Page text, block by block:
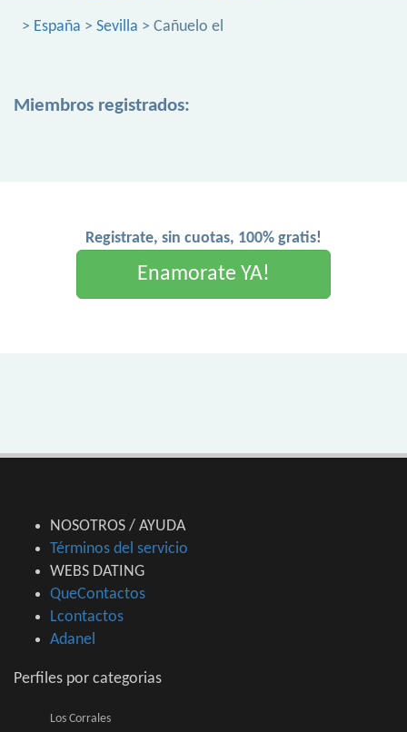
> España > Sevilla > Cañuelo el
Miembros registrados:
Registrate, sin cuotas, 100% gratis!
Enamorate YA!
NOSOTROS / AYUDA
Términos del servicio
WEBS DATING
QueContactos
Lcontactos
Adanel
Perfiles por categorias
Los Corrales